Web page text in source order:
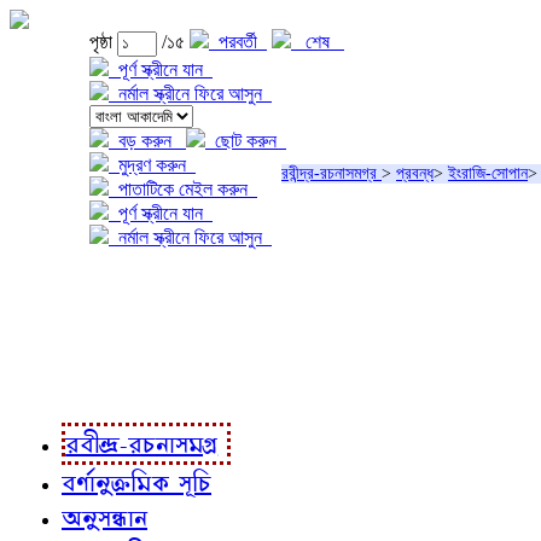
পৃষ্ঠা /১৫ পরবর্তী
শেষ
পূর্ণ স্ক্রীনে যান
নর্মাল স্ক্রীনে ফিরে আসুন
বড় করুন
ছোট করুন
মুদ্রণ করুন
পাতাটিকে মেইল করুন
পূর্ণ স্ক্রীনে যান
নর্মাল স্ক্রীনে ফিরে আসুন
রবীন্দ্র-রচনাসমগ্র > প্রবন্ধ> ইংরাজি-সোপান>
রবীন্দ্র-রচনাসমগ্র
বর্ণানুক্রমিক সূচি
অনুসন্ধান